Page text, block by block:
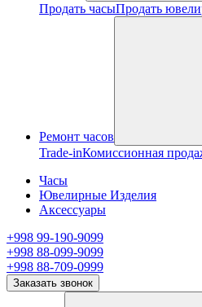
Продать часыПродать
Ремонт часов
Trade-inКомиссионная
Часы
Ювелирные Изделия
Аксессуары
+998 99-190-9099
+998 88-099-9099
+998 88-709-0999
Заказать звонок